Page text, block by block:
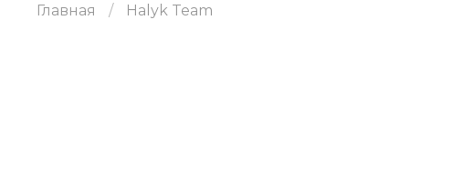
Главная Halyk Team